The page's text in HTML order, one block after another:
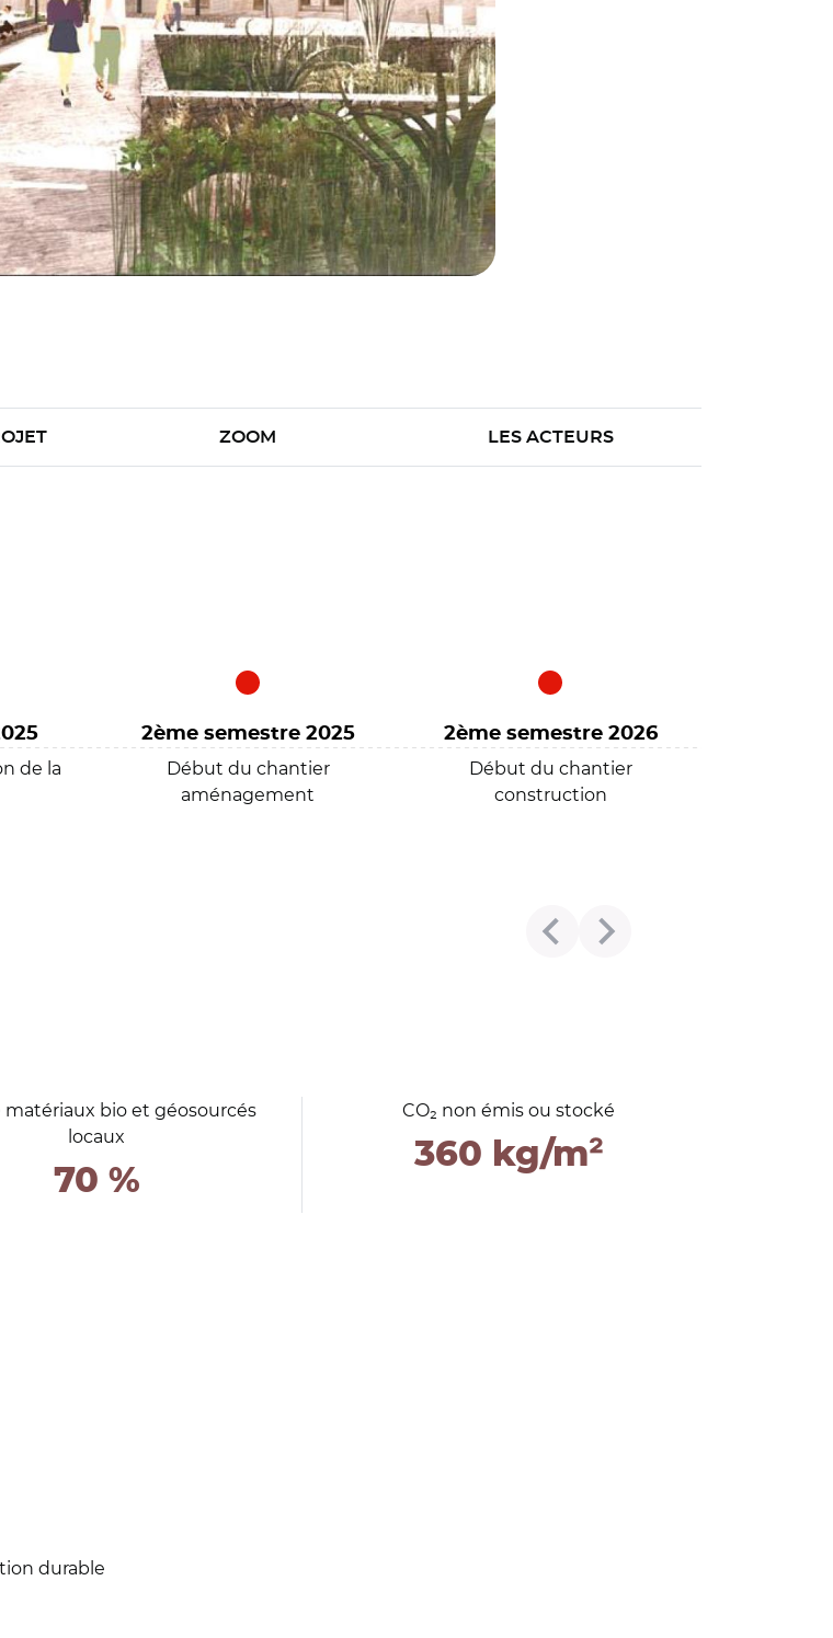
ZOOM LES ACTEURS
de la
2ème semestre 2025
Début du chantier
aménagement
2ème semestre 2026
Début du chantier
construction
matériaux bio et géosourcés
locaux
70 %
CO₂ non émis ou stocké
360 kg/m²
durable